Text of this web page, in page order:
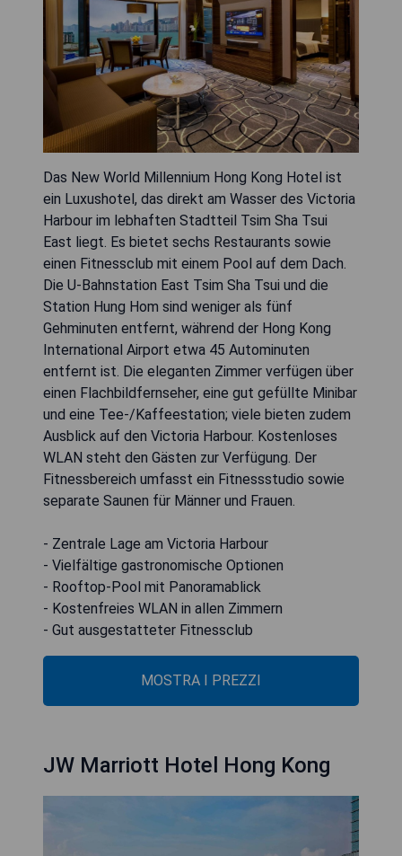
Das New World Millennium Hong Kong Hotel ist
ein Luxushotel, das direkt am Wasser des Victoria
Harbour im lebhaften Stadtteil Tsim Sha Tsui
East liegt. Es bietet sechs Restaurants sowie
einen Fitnessclub mit einem Pool auf dem Dach.
Die U-Bahnstation East Tsim Sha Tsui und die
Station Hung Hom sind weniger als fünf
Gehminuten entfernt, während der Hong Kong
International Airport etwa 45 Autominuten
entfernt ist. Die eleganten Zimmer verfügen über
einen Flachbildfernseher, eine gut gefüllte Minibar
und eine Tee-/Kaffeestation; viele bieten zudem
Ausblick auf den Victoria Harbour. Kostenloses
WLAN steht den Gästen zur Verfügung. Der
Fitnessbereich umfasst ein Fitnessstudio sowie
separate Saunen für Männer und Frauen.
- Zentrale Lage am Victoria Harbour
- Vielfältige gastronomische Optionen
- Rooftop-Pool mit Panoramablick
- Kostenfreies WLAN in allen Zimmern
- Gut ausgestatteter Fitnessclub
MOSTRA I PREZZI
JW Marriott Hotel Hong Kong